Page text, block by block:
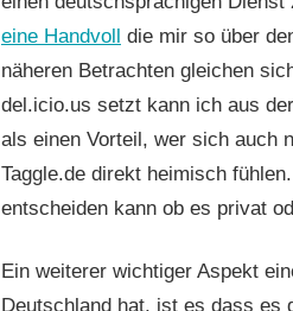
eine Handvoll die mir so über
näheren Betrachten gleichen
del.icio.us setzt kann ich aus
als einen Vorteil, wer sich auch
Taggle.de direkt heimisch
entscheiden kann ob es privat
Ein weiterer wichtiger Aspekt
Deutschland hat, ist es dass es